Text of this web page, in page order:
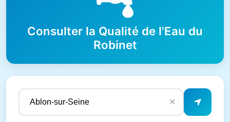
Consulter la Qualité de l'Eau du
Robinet
✕